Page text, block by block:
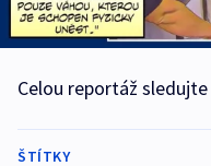
Celou reportáž sledujte
ŠTÍTKY